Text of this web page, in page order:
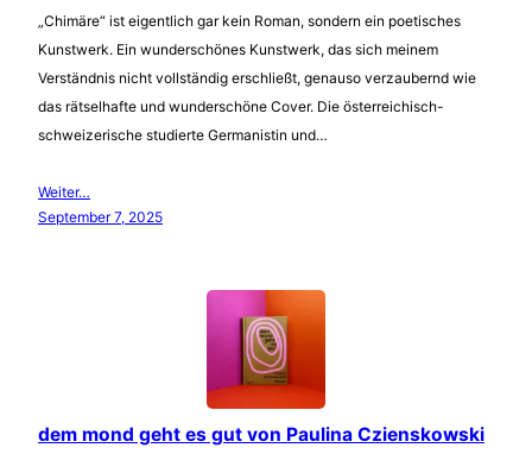
„Chimäre“ ist eigentlich gar kein Roman, sondern ein poetisches
Kunstwerk. Ein wunderschönes Kunstwerk, das sich meinem
Verständnis nicht vollständig erschließt, genauso verzaubernd wie
das rätselhafte und wunderschöne Cover. Die österreichisch-
schweizerische studierte Germanistin und…
Weiter…
September 7, 2025
dem mond geht es gut von Paulina Czienskowski